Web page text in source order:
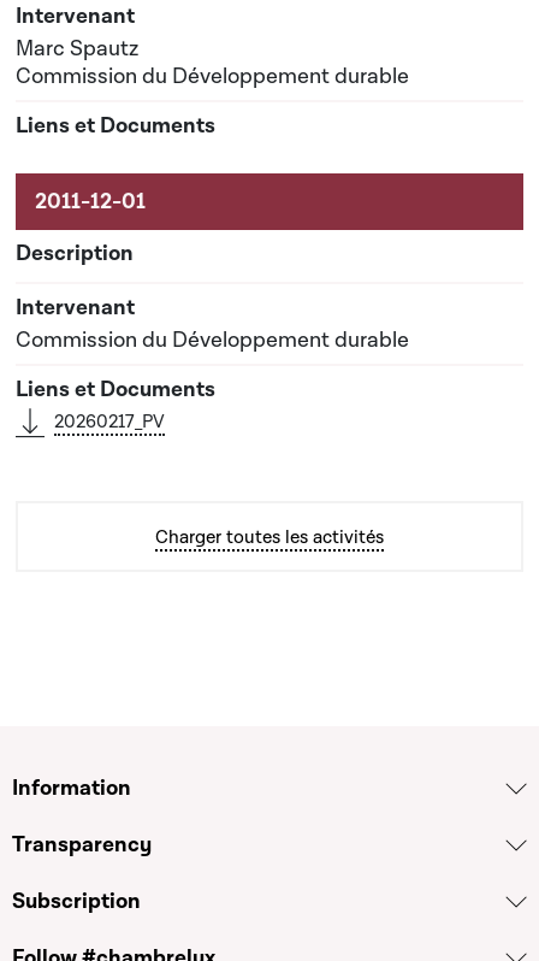
Marc Spautz
Commission du Développement durable
Commission du Développement durable
20260217_PV
Charger toutes les activités
Information
Transparency
Subscription